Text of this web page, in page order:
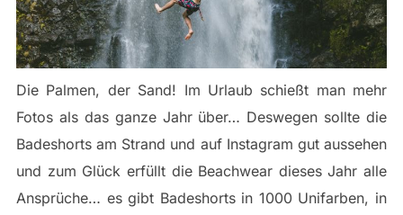
Die Palmen, der Sand! Im Urlaub schießt man mehr
Fotos als das ganze Jahr über… Deswegen sollte die
Badeshorts am Strand und auf Instagram gut aussehen
und zum Glück erfüllt die Beachwear dieses Jahr alle
Ansprüche… es gibt Badeshorts in 1000 Unifarben, in